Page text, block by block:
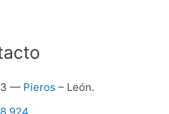
— Pieros – León.
924